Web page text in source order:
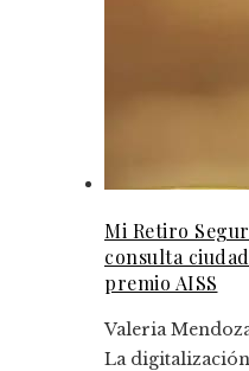
Mi Retiro
consulta
premio AISS
Valeria
La